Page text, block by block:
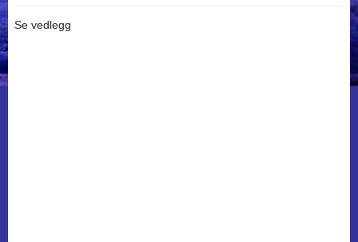
Se vedlegg